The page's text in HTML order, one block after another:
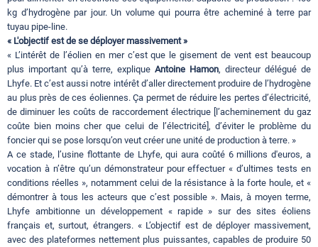
kg d’hydrogène par jour. Un volume qui pourra être acheminé à terre par
tuyau pipe-line.
« L'objectif est de se déployer massivement »
« L’intérêt de l’éolien en mer c’est que le gisement de vent est beaucoup
plus important qu’à terre, explique Antoine Hamon, directeur délégué de
Lhyfe. Et c’est aussi notre intérêt d’aller directement produire de l’hydrogène
au plus près de ces éoliennes. Ça permet de réduire les pertes d’électricité,
de diminuer les coûts de raccordement électrique [l’acheminement du gaz
coûte bien moins cher que celui de l’électricité], d’éviter le problème du
foncier qui se pose lorsqu’on veut créer une unité de production à terre. »
A ce stade, l’usine flottante de Lhyfe, qui aura coûté 6 millions d'euros, a
vocation à n’être qu’un démonstrateur pour effectuer « d’ultimes tests en
conditions réelles », notamment celui de la résistance à la forte houle, et «
démontrer à tous les acteurs que c’est possible ». Mais, à moyen terme,
Lhyfe ambitionne un développement « rapide » sur des sites éoliens
français et, surtout, étrangers. « L’objectif est de déployer massivement,
avec des plateformes nettement plus puissantes, capables de produire 50